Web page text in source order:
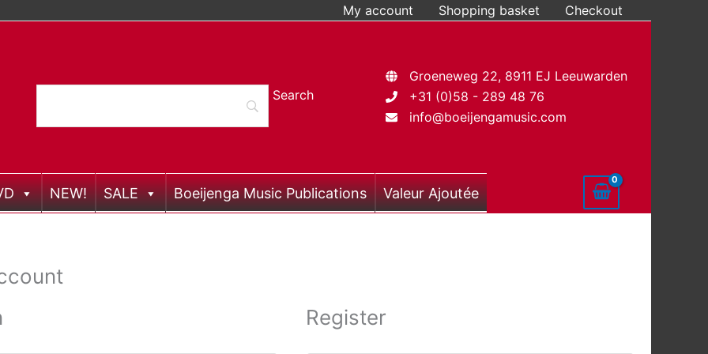
My account Shopping basket Checkout
Groeneweg 22, 8911 EJ Leeuwarden
+31 (0)58 - 289 48 76
info@boeijengamusic.com
NEW! SALE Boeijenga Music Publications Valeur Ajoutée
Register